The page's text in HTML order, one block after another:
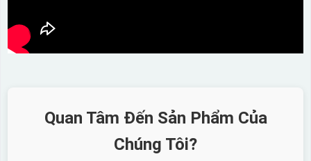
Quan Tâm Đến Sản Phẩm Của
Chúng Tôi?